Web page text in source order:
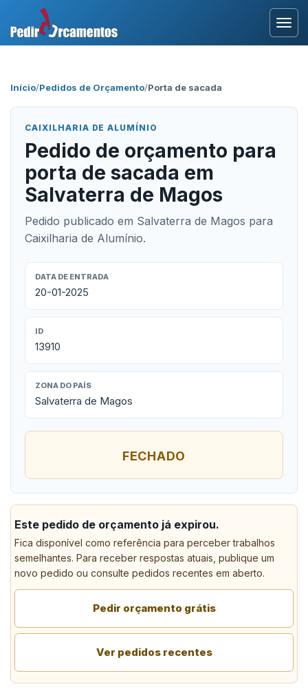
Início/Pedidos de Orçamento/Porta de sacada
CAIXILHARIA DE ALUMÍNIO
Pedido de orçamento para
porta de sacada em
Salvaterra de Magos
Pedido publicado em Salvaterra de Magos para
Caixilharia de Alumínio.
DATA DE ENTRADA
20-01-2025
ID
13910
ZONA DO PAÍS
Salvaterra de Magos
FECHADO
Este pedido de orçamento já expirou.
Fica disponível como referência para perceber trabalhos
semelhantes. Para receber respostas atuais, publique um
novo pedido ou consulte pedidos recentes em aberto.
Pedir orçamento grátis
Ver pedidos recentes
Área Profissional
Como Funciona?
Testemunhos